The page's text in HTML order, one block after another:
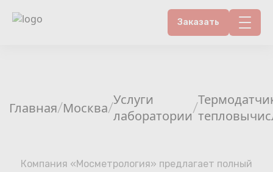
Заказать
Главная/Москва/Услуги
лаборатории/
Компания «Мосметрология» предлагает полный